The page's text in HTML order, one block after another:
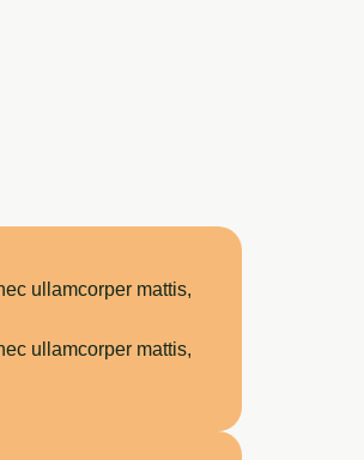
ullamcorper mattis,
ullamcorper mattis,